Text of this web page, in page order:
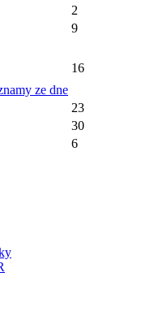
2
9
ze dne
16
23
30
6